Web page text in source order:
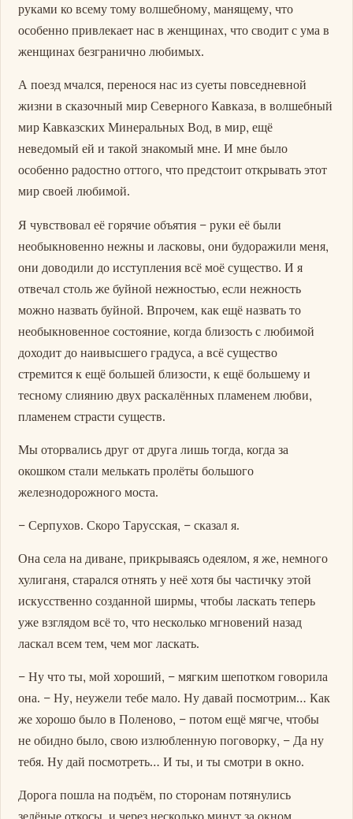
руками ко всему тому волшебному, манящему, что
особенно привлекает нас в женщинах, что сводит с ума в
женщинах безгранично любимых.
А поезд мчался, перенося нас из суеты повседневной
жизни в сказочный мир Северного Кавказа, в волшебный
мир Кавказских Минеральных Вод, в мир, ещё
неведомый ей и такой знакомый мне. И мне было
особенно радостно оттого, что предстоит открывать этот
мир своей любимой.
Я чувствовал её горячие объятия – руки её были
необыкновенно нежны и ласковы, они будоражили меня,
они доводили до исступления всё моё существо. И я
отвечал столь же буйной нежностью, если нежность
можно назвать буйной. Впрочем, как ещё назвать то
необыкновенное состояние, когда близость с любимой
доходит до наивысшего градуса, а всё существо
стремится к ещё большей близости, к ещё большему и
тесному слиянию двух раскалённых пламенем любви,
пламенем страсти существ.
Мы оторвались друг от друга лишь тогда, когда за
окошком стали мелькать пролёты большого
железнодорожного моста.
– Серпухов. Скоро Тарусская, – сказал я.
Она села на диване, прикрываясь одеялом, я же, немного
хулиганя, старался отнять у неё хотя бы частичку этой
искусственно созданной ширмы, чтобы ласкать теперь
уже взглядом всё то, что несколько мгновений назад
ласкал всем тем, чем мог ласкать.
– Ну что ты, мой хороший, – мягким шепотком говорила
она. – Ну, неужели тебе мало. Ну давай посмотрим… Как
же хорошо было в Поленово, – потом ещё мягче, чтобы
не обидно было, свою излюбленную поговорку, – Да ну
тебя. Ну дай посмотреть… И ты, и ты смотри в окно.
Дорога пошла на подъём, по сторонам потянулись